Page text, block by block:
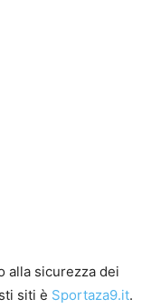
alla sicurezza dei
siti è Sportaza9.it.